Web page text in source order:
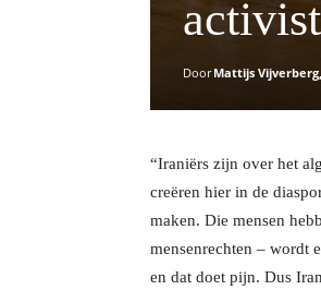
Door Mattijs Vijverberg
“Iraniërs zijn over het
creëren hier in de
maken. Die mensen
mensenrechten – wordt
en dat doet pijn. Dus